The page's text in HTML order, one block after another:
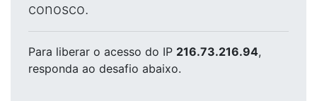
conosco.
Para liberar o acesso do IP 216.73.216.94,
responda ao desafio abaixo.